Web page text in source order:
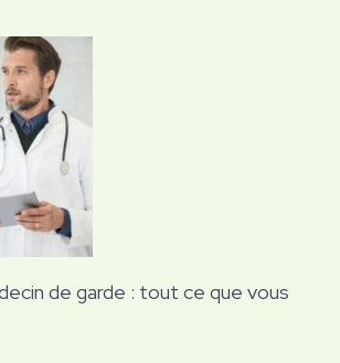
de garde : tout ce que vous